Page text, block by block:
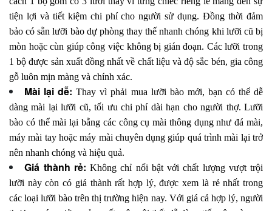
tiện lợi và tiết kiệm chi phí cho người sử dụng. Đồng thời đảm
bảo có sẵn lưỡi bào dự phòng thay thế nhanh chóng khi lưỡi cũ bị
mòn hoặc cùn giúp công việc không bị gián đoạn. Các lưỡi trong
1 bộ được sản xuất đồng nhất về chất liệu và độ sắc bén, gia công
gỗ luôn mịn màng và chính xác.
Mài lại dễ:Thay vì phải mua lưỡi bào mới, bạn có thể dễ
dàng mài lại lưỡi cũ, tối ưu chi phí dài hạn cho người thợ. Lưỡi
bào có thể mài lại bằng các công cụ mài thông dụng như đá mài,
máy mài tay hoặc máy mài chuyên dụng giúp quá trình mài lại trở
nên nhanh chóng và hiệu quả.
Giá thành rẻ: Không chỉ nổi bật với chất lượng vượt trội
lưỡi này còn có giá thành rất hợp lý, được xem là rẻ nhất trong
các loại lưỡi bào trên thị trường hiện nay. Với giá cả hợp lý, người